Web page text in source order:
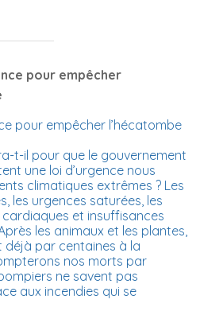
pour empêcher
pour empêcher l’hécatombe
t-il pour que le gouvernement
une loi d’urgence nous
climatiques extrêmes ? Les
les urgences saturées, les
et insuffisances
les animaux et les plantes,
déjà par centaines à la
nos morts par
ne savent pas
aux incendies qui se